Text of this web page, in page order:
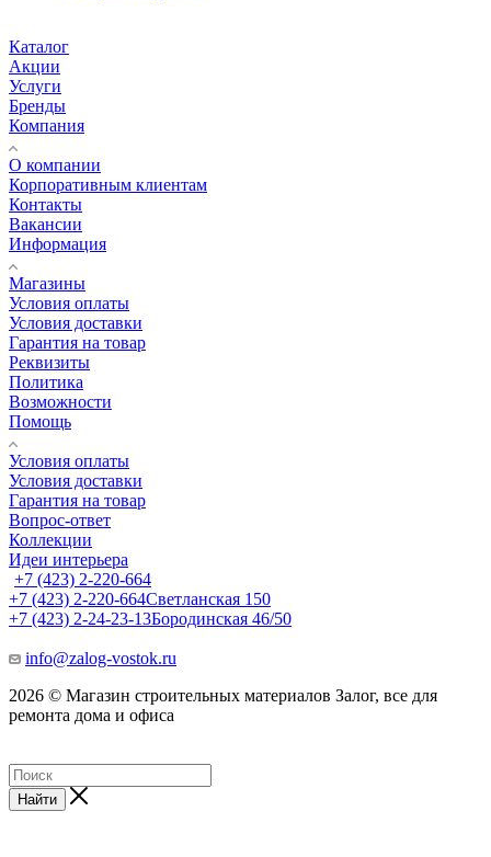
Каталог
Акции
Услуги
Бренды
Компания
О компании
Корпоративным клиентам
Контакты
Вакансии
Информация
Магазины
Условия оплаты
Условия доставки
Гарантия на товар
Реквизиты
Политика
Возможности
Помощь
Условия оплаты
Условия доставки
Гарантия на товар
Вопрос-ответ
Коллекции
Идеи интерьера
+7 (423) 2-220-664
+7 (423) 2-220-664Светланская 150
+7 (423) 2-24-23-13Бородинская 46/50
info@zalog-vostok.ru
2026 © Магазин строительных материалов Залог, все для
ремонта дома и офиса
Найти